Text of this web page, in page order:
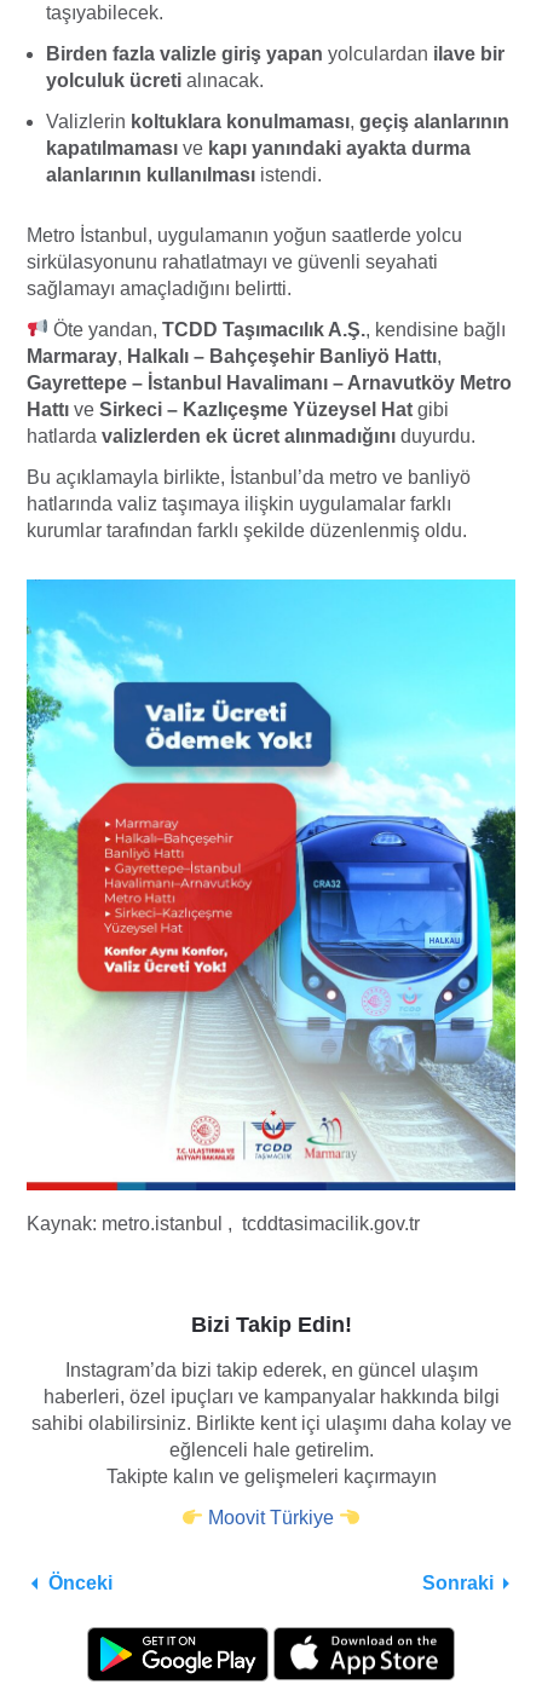
taşıyabilecek.
Birden fazla valizle giriş yapan yolculardan ilave bir
yolculuk ücreti alınacak.
Valizlerin koltuklara konulmaması, geçiş alanlarının
kapatılmaması ve kapı yanındaki ayakta durma
alanlarının kullanılması istendi.
Metro İstanbul, uygulamanın yoğun saatlerde yolcu
sirkülasyonunu rahatlatmayı ve güvenli seyahati
sağlamayı amaçladığını belirtti.
Öte yandan,TCDD Taşımacılık A.Ş., kendisine bağlı
Marmaray, Halkalı – Bahçeşehir Banliyö Hattı,
Gayrettepe – İstanbul Havalimanı – Arnavutköy Metro
Hattı ve Sirkeci – Kazlıçeşme Yüzeysel Hat gibi
hatlarda valizlerden ek ücret alınmadığını duyurdu.
Bu açıklamayla birlikte, İstanbul’da metro ve banliyö
hatlarında valiz taşımaya ilişkin uygulamalar farklı
kurumlar tarafından farklı şekilde düzenlenmiş oldu.
Kaynak: metro.istanbul , tcddtasimacilik.gov.tr
Bizi Takip Edin!
Instagram’da bizi takip ederek, en güncel ulaşım
haberleri, özel ipuçları ve kampanyalar hakkında bilgi
sahibi olabilirsiniz. Birlikte kent içi ulaşımı daha kolay ve
eğlenceli hale getirelim.
Takipte kalın ve gelişmeleri kaçırmayın
Moovit Türkiye
Önceki Sonraki